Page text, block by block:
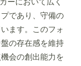
であり、守備の
ます。このフォ
の存在感を維持
会の創出能力を